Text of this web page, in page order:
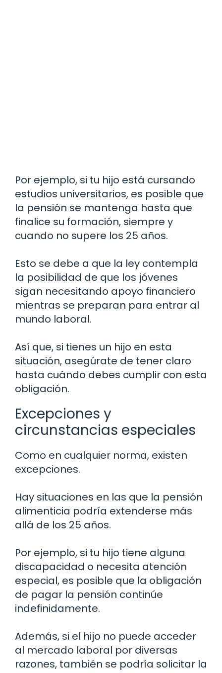
Por ejemplo, si tu hijo está cursando
estudios universitarios, es posible que
la pensión se mantenga hasta que
finalice su formación, siempre y
cuando no supere los 25 años.
Esto se debe a que la ley contempla
la posibilidad de que los jóvenes
sigan necesitando apoyo financiero
mientras se preparan para entrar al
mundo laboral.
Así que, si tienes un hijo en esta
situación, asegúrate de tener claro
hasta cuándo debes cumplir con esta
obligación.
Excepciones y
circunstancias especiales
Como en cualquier norma, existen
excepciones.
Hay situaciones en las que la pensión
alimenticia podría extenderse más
allá de los 25 años.
Por ejemplo, si tu hijo tiene alguna
discapacidad o necesita atención
especial, es posible que la obligación
de pagar la pensión continúe
indefinidamente.
Además, si el hijo no puede acceder
al mercado laboral por diversas
razones, también se podría solicitar la